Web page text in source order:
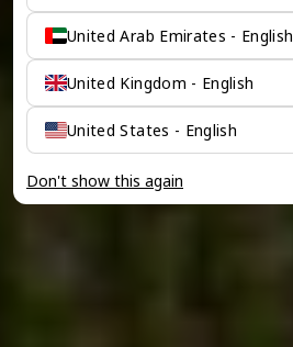
United Arab Emirates - English
United Kingdom - English
United States - English
Don't show this again